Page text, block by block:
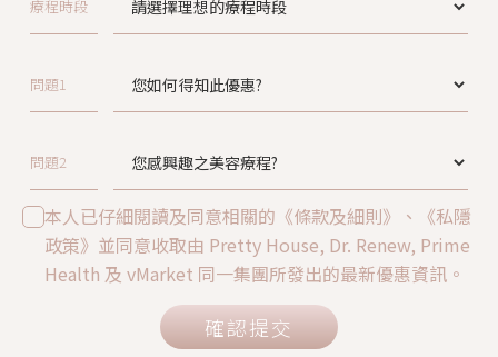
療程時段
問題1
問題2
本人已仔細閱讀及同意相關的《條款及細則》、《私隱
政策》並同意收取由 Pretty House, Dr. Renew, Prime
Health 及 vMarket 同一集團所發出的最新優惠資訊。
確認提交